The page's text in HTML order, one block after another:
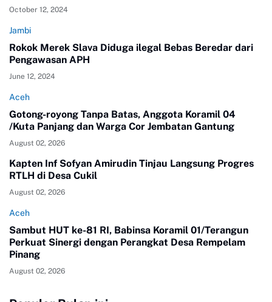
October 12, 2024
Jambi
Rokok Merek Slava Diduga ilegal Bebas Beredar dari
Pengawasan APH
June 12, 2024
Aceh
Gotong-royong Tanpa Batas, Anggota Koramil 04
/Kuta Panjang dan Warga Cor Jembatan Gantung
August 02, 2026
Kapten Inf Sofyan Amirudin Tinjau Langsung Progres
RTLH di Desa Cukil
August 02, 2026
Aceh
Sambut HUT ke-81 RI, Babinsa Koramil 01/Terangun
Perkuat Sinergi dengan Perangkat Desa Rempelam
Pinang
August 02, 2026